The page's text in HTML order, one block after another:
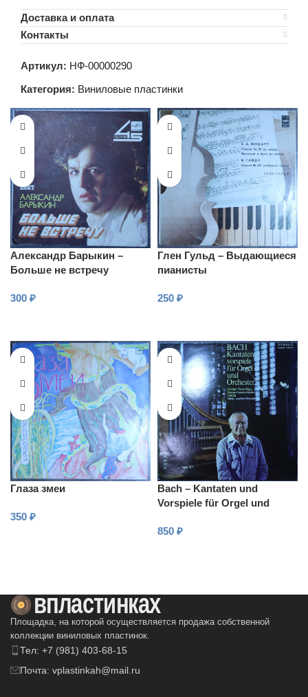
Доставка и оплата
Контакты
Артикул: НФ-00000290
Категория: Виниловые пластинки
Александр Барыкин –
Больше не встречу
300 ₽
Глен Гульд – Выдающиеся
пианисты
250 ₽
Глаза змеи
350 ₽
Bach – Kantaten und
Vorspiele für Orgel und
850 ₽
Площадка, на которой осуществляется продажа собственной
коллекции виниловых пластинок.
Тел: +7 (981) 403-68-15
Почта: vplastinkah@mail.ru